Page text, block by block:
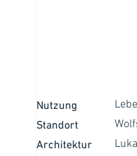
Nutzung
Standort
Architektur